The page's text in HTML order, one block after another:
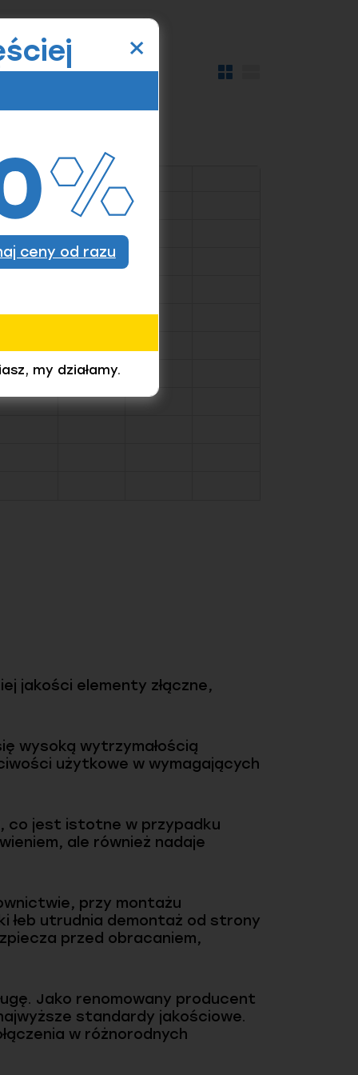
Widok
jakości elementy złączne,
wysoką wytrzymałością
użytkowe w wymagających
co jest istotne w przypadku
ale również nadaje
przy montażu
łeb utrudnia demontaż od strony
przed obracaniem,
Jako renomowany producent
standardy jakościowe.
w różnorodnych
×
ceny od razu
my działamy.